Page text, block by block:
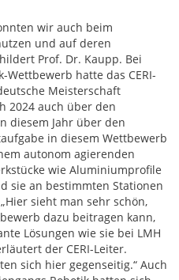
wir auch beim
und auf deren
Prof. Dr. Kaupp. Bei
hatte das CERI-
Meisterschaft
2024 auch über den
diesem Jahr über den
in diesem Wettbewerb
autonom agierenden
wie Aluminiumprofile
sie an bestimmten Stationen
sieht man sehr schön,
dazu beitragen kann,
Lösungen wie sie bei LMH
der CERI-Leiter.
sich hier gegenseitig.“ Auch